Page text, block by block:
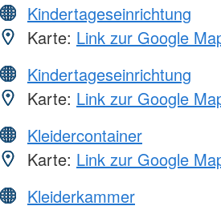
Kindertageseinrichtung
Karte: Link zur Google
Kindertageseinrichtung
Karte: Link zur Google
Kleidercontainer
Karte: Link zur Google
Kleiderkammer